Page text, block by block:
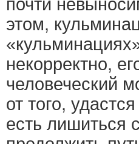
почти
этом,
некорректно,
человеческий
от того,
есть лишиться